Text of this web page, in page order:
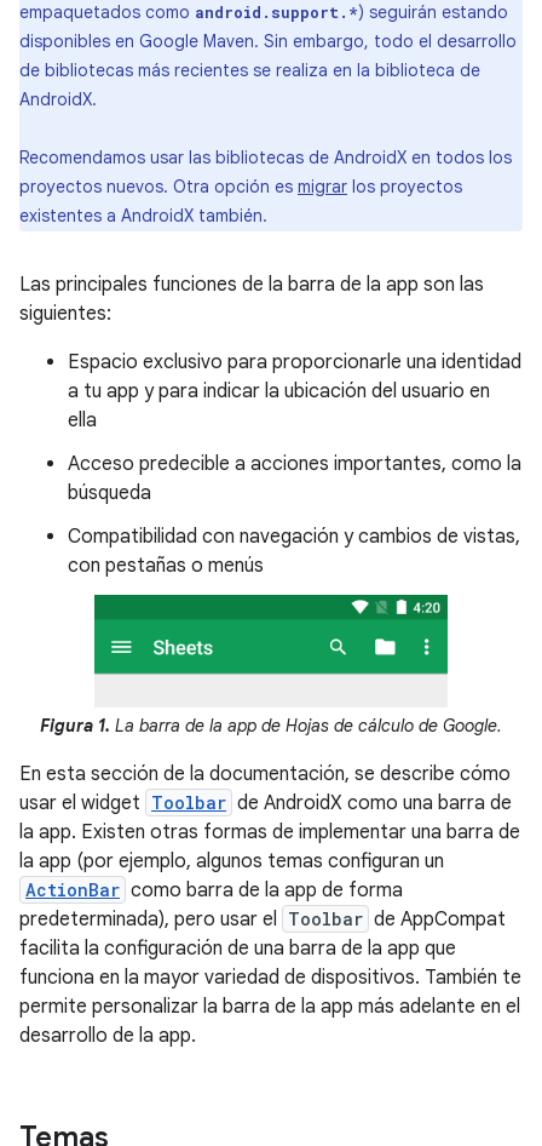
empaquetados como android.support.*) seguirán estando
disponibles en Google Maven. Sin embargo, todo el desarrollo
de bibliotecas más recientes se realiza en la biblioteca de
AndroidX.
Recomendamos usar las bibliotecas de AndroidX en todos los
proyectos nuevos. Otra opción es migrar los proyectos
existentes a AndroidX también.
Las principales funciones de la barra de la app son las
siguientes:
Espacio exclusivo para proporcionarle una identidad
a tu app y para indicar la ubicación del usuario en
ella
Acceso predecible a acciones importantes, como la
búsqueda
Compatibilidad con navegación y cambios de vistas,
con pestañas o menús
Figura 1. La barra de la app de Hojas de cálculo de Google.
En esta sección de la documentación, se describe cómo
usar el widget Toolbar de AndroidX como una barra de
la app. Existen otras formas de implementar una barra de
la app (por ejemplo, algunos temas configuran un
ActionBar como barra de la app de forma
predeterminada), pero usar el Toolbar de AppCompat
facilita la configuración de una barra de la app que
funciona en la mayor variedad de dispositivos. También te
permite personalizar la barra de la app más adelante en el
desarrollo de la app.
Temas